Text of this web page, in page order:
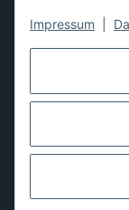
* Alle
**
Impressum